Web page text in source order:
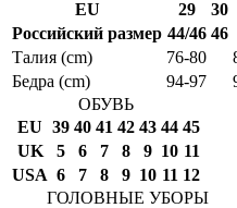
EU
29 30
Российский размер 44/46 46
Талия (cm)
76-80
Бедра (cm)
94-97
ОБУВЬ
EU 39 40 41 42 43 44 45
UK
5 6 7 8 9 10 11
USA 6 7 8 9 10 11 12
ГОЛОВНЫЕ УБОРЫ